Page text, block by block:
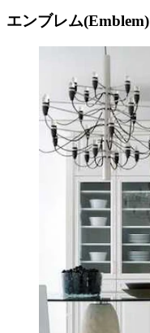
エンブレム(Emblem)